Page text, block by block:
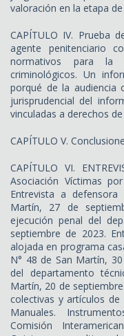
valoración en la etapa
CAPÍTULO IV. Prueba
agente penitenciario
normativos para la
criminológicos. Un
porqué de la audiencia
jurisprudencial del
vinculadas a derechos
CAPÍTULO V.
CAPÍTULO VI.
Asociación Víctimas
Entrevista a
Martín, 27 de
ejecución penal del
septiembre de 2023.
alojada en programa
N° 48 de San Martín,
del departamento
Martín, 20 de
colectivas y artículos de
Manuales.
Comisión